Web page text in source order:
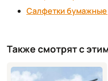
Салфетки бумажные
Также смотрят с